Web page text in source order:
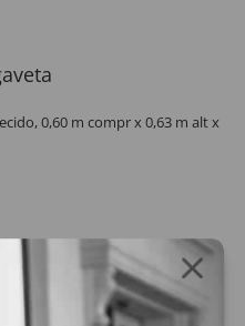
0,60 m compr x 0,63 m alt x